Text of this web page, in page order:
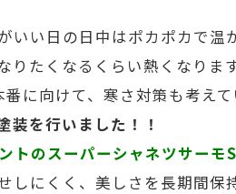
いい日の日中はポカポカで温
りたくなるくらい熱くなりま
に向けて、寒さ対策も考えて
装を行いました！！
トのスーパーシャネツサーモ
にくく、美しさを長期間保